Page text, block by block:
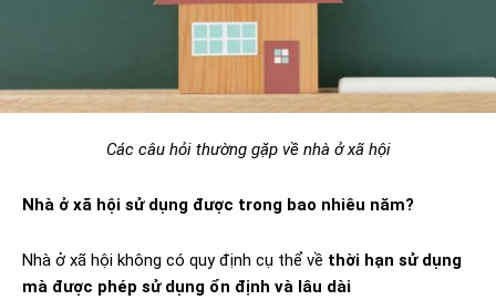
Các câu hỏi thường gặp về nhà ở xã hội
Nhà ở xã hội sử dụng được trong bao nhiêu năm?
Nhà ở xã hội không có quy định cụ thể về thời hạn sử dụng
mà được phép sử dụng ổn định và lâu dài